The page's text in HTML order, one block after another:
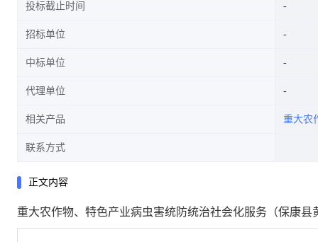
投标截止时间
招标单位
中标单位
代理单位
相关产品 重大农
联系方式
正文内容
重大农作物、特色产业病虫害统防统治社会化服务（保康县